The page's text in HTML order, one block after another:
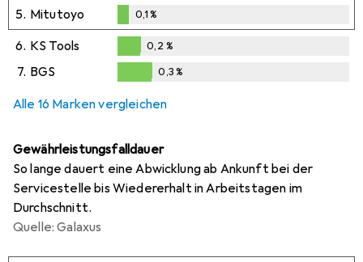
5. Mitutoyo
0,1%
0,1%
6. KS Tools
0,2%
0,2 %
7. BGS 0,3%
Alle 16 Marken vergleichen
Gewährleistungsfalldauer
So lange dauert eine Abwicklung ab Ankunft bei der
Servicestelle bis Wiedererhalt in Arbeitstagen im
Durchschnitt.
Quelle: Galaxus